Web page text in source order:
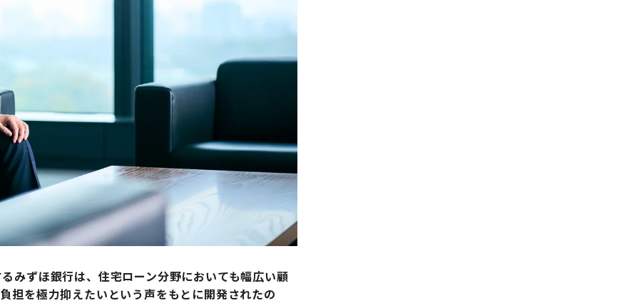
みずほ銀行は、住宅ローン分野においても幅広い顧
担を極力抑えたいという声をもとに開発されたの